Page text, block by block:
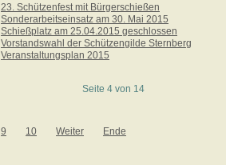
23. Schützenfest mit Bürgerschießen
Sonderarbeitseinsatz am 30. Mai 2015
Schießplatz am 25.04.2015 geschlossen
Vorstandswahl der Schützengilde Sternberg
Veranstaltungsplan 2015
Seite 4 von 14
9 10 Weiter Ende